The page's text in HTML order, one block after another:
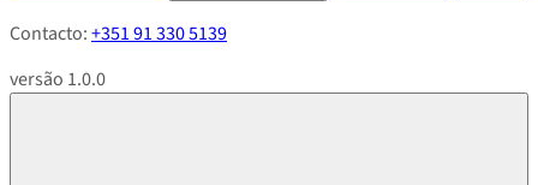
Contacto:+351 91 330 5139
versão 1.0.0